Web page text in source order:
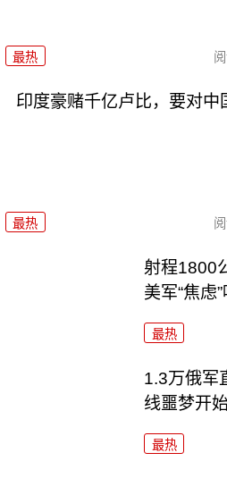
最热
印度豪赌千亿卢比，要对中
最热
射程1800
美军“焦虑”
最热
1.3万俄军
线噩梦开
最热